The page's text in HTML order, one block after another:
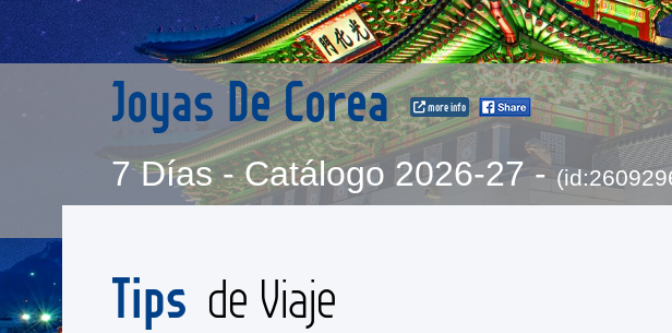
Joyas De Corea more info
7 Días - Catálogo 2026-27 -
Tips de Viaje